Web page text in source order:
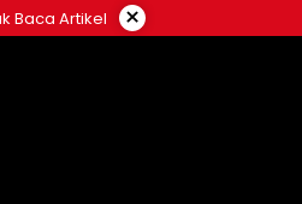
Baca Artikel ×